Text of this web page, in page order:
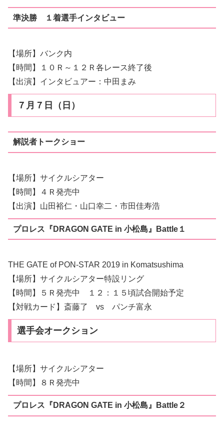
準決勝 １着選手インタビュー
【場所】バンク内
【時間】１０Ｒ～１２Ｒ各レース終了後
【出演】インタビュアー：中田まみ
７月７日（日）
解説者トークショー
【場所】サイクルシアター
【時間】４Ｒ発売中
【出演】山田裕仁・山口幸二・市田佳寿浩
プロレス『DRAGON GATE in 小松島』Battle１
THE GATE of PON-STAR 2019 in Komatsushima
【場所】サイクルシアター特設リング
【時間】５Ｒ発売中 １２：１５頃試合開始予定
【対戦カード】斎藤了 vs パンチ富永
選手会オークション
【場所】サイクルシアター
【時間】８Ｒ発売中
プロレス『DRAGON GATE in 小松島』Battle２